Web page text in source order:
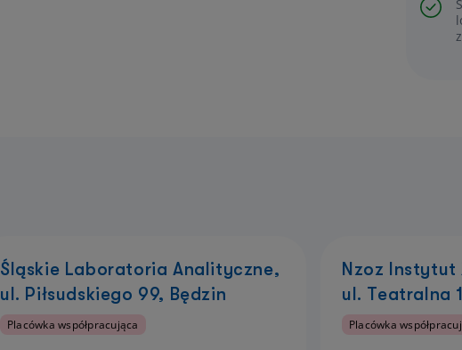
Śląskie Laboratoria Analityczne,
ul. Piłsudskiego 99, Będzin
Placówka współpracująca
Nzoz Instytut
ul. Teatralna
Placówka